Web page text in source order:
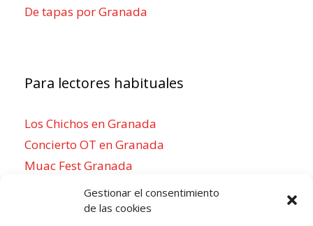
Gestionar el consentimiento
de las cookies
De tapas por Granada
Para lectores habituales
Los Chichos en Granada
Concierto OT en Granada
Muac Fest Granada
Concierto de Saiko en Granada